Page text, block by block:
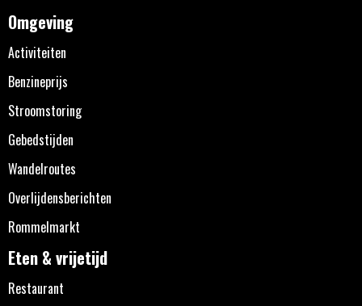
Omgeving
Activiteiten
Benzineprijs
Stroomstoring
Gebedstijden
Wandelroutes
Overlijdensberichten
Rommelmarkt
Eten & vrijetijd
Restaurant